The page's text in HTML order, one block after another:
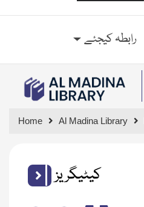
رابطہ کیجئے
Home Al Madina Library
کیٹیگریز